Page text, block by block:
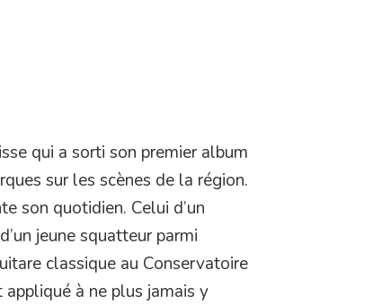
qui a sorti son premier album
sur les scènes de la région.
son quotidien. Celui d’un
jeune squatteur parmi
classique au Conservatoire
appliqué à ne plus jamais y